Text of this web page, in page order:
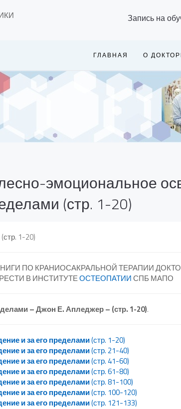
Запись на
ГЛАВНАЯ О
эмоциональное
(стр. 1-20)
1-20)
ПО КРАНИОСАКРАЛЬНОЙ ТЕРАПИИ
В ИНСТИТУТЕОСТЕОПАТИИСПБ МАПО
– Джон Е. Апледжер – (стр. 1-20).
и за его пределами(стр. 1-20)
и за его пределами(стр. 21-40)
и за его пределами(стр. 41-60)
и за его пределами(стр. 61-80)
и за его пределами(стр. 81-100)
и за его пределами(стр. 100-120)
и за его пределами(стр. 121-133)